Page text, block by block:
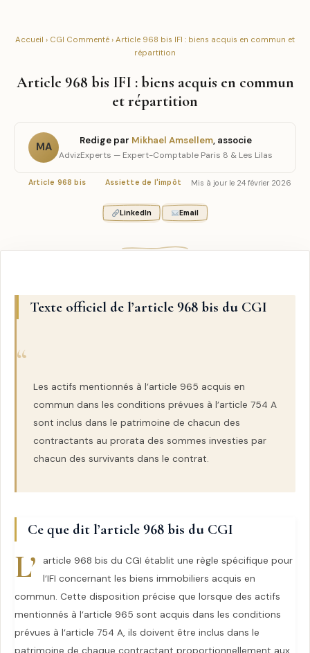
Accueil › CGI Commenté › Article 968 bis IFI : biens acquis en commun et
répartition
Article 968 bis IFI : biens acquis en commun
et répartition
MA
Redige par Mikhael Amsellem, associe
AdvizExperts — Expert-Comptable Paris 8 & Les Lilas
Article 968 bis Assiette de l'impôt Mis à jour le 24 février 2026
LinkedIn Email
Texte officiel de l’article 968 bis du CGI
Les actifs mentionnés à l’article 965 acquis en
commun dans les conditions prévues à l’article 754 A
sont inclus dans le patrimoine de chacun des
contractants au prorata des sommes investies par
chacun des survivants dans le contrat.
Ce que dit l’article 968 bis du CGI
L’
article 968 bis du CGI établit une règle spécifique pour
l’IFI concernant les biens immobiliers acquis en
commun. Cette disposition précise que lorsque des actifs
mentionnés à l’article 965 sont acquis dans les conditions
prévues à l’article 754 A, ils doivent être inclus dans le
patrimoine de chaque contractant proportionnellement aux